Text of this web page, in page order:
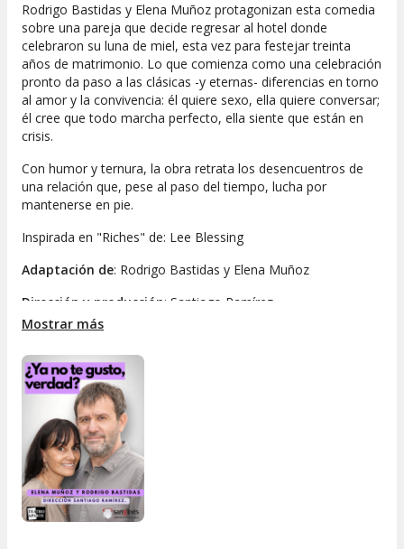
Rodrigo Bastidas y Elena Muñoz protagonizan esta comedia
sobre una pareja que decide regresar al hotel donde
celebraron su luna de miel, esta vez para festejar treinta
años de matrimonio. Lo que comienza como una celebración
pronto da paso a las clásicas -y eternas- diferencias en torno
al amor y la convivencia: él quiere sexo, ella quiere conversar;
él cree que todo marcha perfecto, ella siente que están en
crisis.
Con humor y ternura, la obra retrata los desencuentros de
una relación que, pese al paso del tiempo, lucha por
mantenerse en pie.
Inspirada en "Riches" de: Lee Blessing
Adaptación de: Rodrigo Bastidas y Elena Muñoz
Dirección y producción: Santiago Ramírez
Compañía: Teatro Aparte
Elenco: Rodrigo Bastidas y Elena Muñoz
Jefe técnico: Santiago Ramírez
Duración: 70 minutos
Edad recomendada
Mostrar más